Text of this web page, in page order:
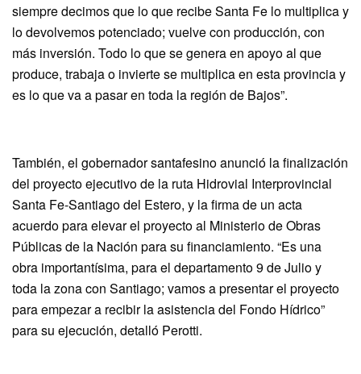
siempre decimos que lo que recibe Santa Fe lo multiplica y
lo devolvemos potenciado; vuelve con producción, con
más inversión. Todo lo que se genera en apoyo al que
produce, trabaja o invierte se multiplica en esta provincia y
es lo que va a pasar en toda la región de Bajos”.
También, el gobernador santafesino anunció la finalización
del proyecto ejecutivo de la ruta Hidrovial Interprovincial
Santa Fe-Santiago del Estero, y la firma de un acta
acuerdo para elevar el proyecto al Ministerio de Obras
Públicas de la Nación para su financiamiento. “Es una
obra importantísima, para el departamento 9 de Julio y
toda la zona con Santiago; vamos a presentar el proyecto
para empezar a recibir la asistencia del Fondo Hídrico”
para su ejecución, detalló Perotti.